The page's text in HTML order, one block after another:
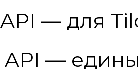
— для
API —